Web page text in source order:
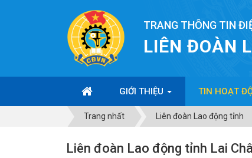
TRANG THÔNG TIN
LIÊN ĐOÀN
GIỚI THIỆU TIN HOẠT
Trang nhất Liên đoàn Lao động tỉnh
Liên đoàn Lao động tỉnh Lai